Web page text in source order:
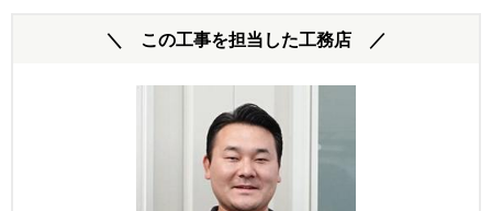
＼ この工事を担当した工務店 ／